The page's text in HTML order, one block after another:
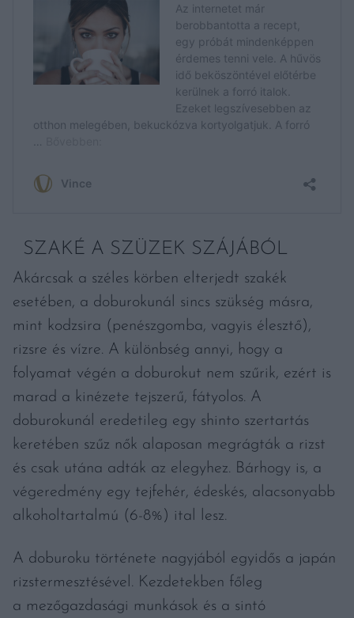
SZAKÉ A SZÜZEK SZÁJÁBÓL
Akárcsak a széles körben elterjedt szakék
esetében, a doburokunál sincs szükség másra,
mint kodzsira (penészgomba, vagyis élesztő),
rizsre és vízre. A különbség annyi, hogy a
folyamat végén a doburokut nem szűrik, ezért is
marad a kinézete tejszerű, fátyolos. A
doburokunál eredetileg egy shinto szertartás
keretében szűz nők alaposan megrágták a rizst
és csak utána adták az elegyhez. Bárhogy is, a
végeredmény egy tejfehér, édeskés, alacsonyabb
alkoholtartalmú (6-8%) ital lesz.
A doburoku története nagyjából egyidős a japán
rizstermesztésével. Kezdetekben főleg
a mezőgazdasági munkások és a sintó